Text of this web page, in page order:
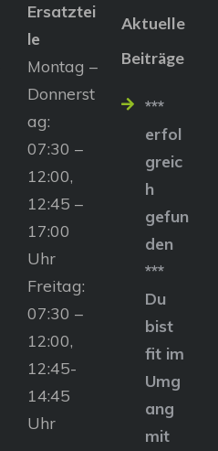
Ersatztei
le
Montag –
Donnerst
ag:
07:30 –
12:00,
12:45 –
17:00
Uhr
Freitag:
07:30 –
12:00,
12:45-
14:45
Uhr
Aktuelle
Beiträge
***
erfol
greic
h
gefun
den
***
Du
bist
fit im
Umg
ang
mit